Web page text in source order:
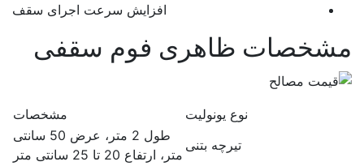
افزایش سرعت اجرای سقف
ظاهری فوم سقفی
نوع یونولیت
مشخصات
تیرچه بتنی
طول 2 متر، عرض 50 سانتی
متر، ارتفاع 20 تا 25 سانتی متر